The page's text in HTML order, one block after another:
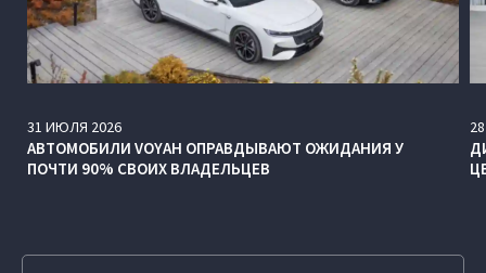
31 ИЮЛЯ 2026
АВТОМОБИЛИ VOYAH ОПРАВДЫВАЮТ ОЖИДАНИЯ У
ПОЧТИ 90% СВОИХ ВЛАДЕЛЬЦЕВ
28